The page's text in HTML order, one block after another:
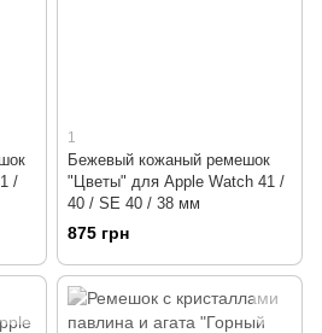
/
1
Бежевый кожаный ремешок
"Цветы" для Apple Watch 41 /
40 / SE 40 / 38 мм
875 грн